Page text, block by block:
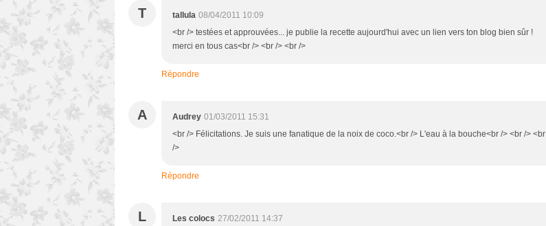
T tallula 08/04/2011 10:09
<br /> testées et approuvées... je publie la recette aujourd'hui avec un lien vers ton blog bien sûr !
merci en tous cas<br /> <br /> <br />
Répondre
A Audrey 01/03/2011 15:31
<br /> Félicitations. Je suis une fanatique de la noix de coco.<br /> L'eau à la bouche<br /> <br /> <br
/>
Répondre
L Les colocs 27/02/2011 14:37